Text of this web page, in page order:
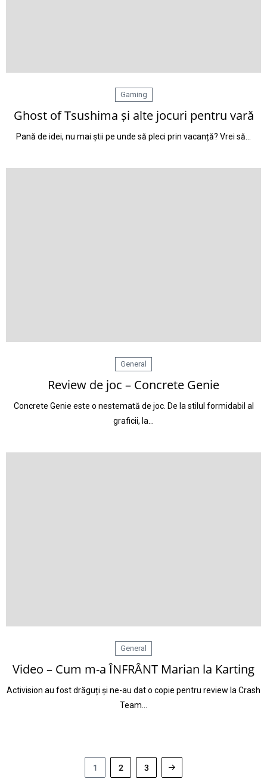
Gaming
Ghost of Tsushima și alte jocuri pentru vară
Pană de idei, nu mai știi pe unde să pleci prin vacanță? Vrei să…
General
Review de joc – Concrete Genie
Concrete Genie este o nestemată de joc. De la stilul formidabil al
graficii, la…
General
Video – Cum m-a ÎNFRÂNT Marian la Karting
Activision au fost drăguți și ne-au dat o copie pentru review la Crash
Team…
1 2 3